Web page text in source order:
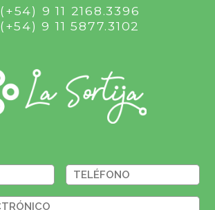
(+54) 9 11 2168.3396
(+54) 9 11 5877.3102